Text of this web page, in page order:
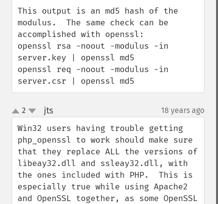
This output is an md5 hash of the
modulus.  The same check can be
accomplished with openssl:
openssl rsa -noout -modulus -in
server.key | openssl md5
openssl req -noout -modulus -in
server.csr | openssl md5
up
down
2 jts¶ 18 years ago
Win32 users having trouble getting
php_openssl to work should make sure
that they replace ALL the versions of
libeay32.dll and ssleay32.dll, with
the ones included with PHP.  This is
especially true while using Apache2
and OpenSSL together, as some OpenSSL